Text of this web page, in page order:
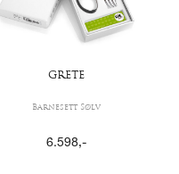
GRETE
Barnesett Sølv
6.598,-